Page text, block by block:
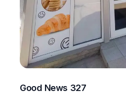
Good News 327